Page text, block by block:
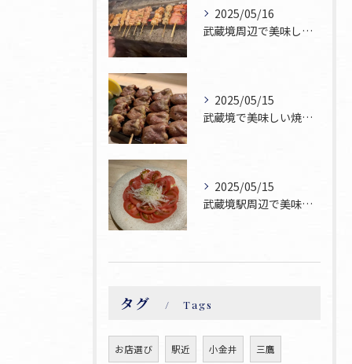
2025/05/16
武蔵境周辺で美味しい焼鳥が食べられるお店焼鳥ゆうです♪
2025/05/15
武蔵境で美味しい焼鳥お探しならぜひ焼鳥ゆうへお越し下さい！
2025/05/15
武蔵境駅周辺で美味しい焼鳥が食べられるお店焼鳥ゆうです♪
タグ Tags
お店選び 駅近 小金井 三鷹